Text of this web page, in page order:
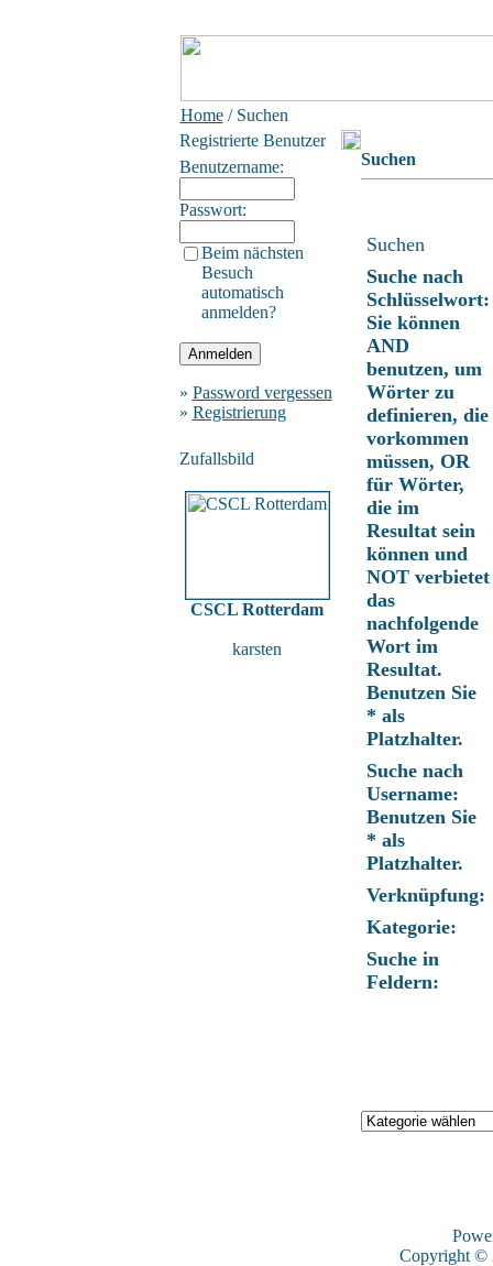
Home/ Suchen
Registrierte Benutzer
Benutzername:
Passwort:
Beim nächsten
Besuch
automatisch
anmelden?
» Password vergessen
» Registrierung
Zufallsbild
CSCL Rotterdam
karsten
Suchen
Suchen
Suche nach
Schlüsselwort:
Sie können
AND
benutzen, um
Wörter zu
definieren, die
vorkommen
müssen, OR
für Wörter,
die im
Resultat sein
können und
NOT verbietet
das
nachfolgende
Wort im
Resultat.
Benutzen Sie
* als
Platzhalter.
Suche nach
Username:
Benutzen Sie
* als
Platzhalter.
Verknüpfung:
Kategorie:
Suche in
Feldern:
Copyright ©